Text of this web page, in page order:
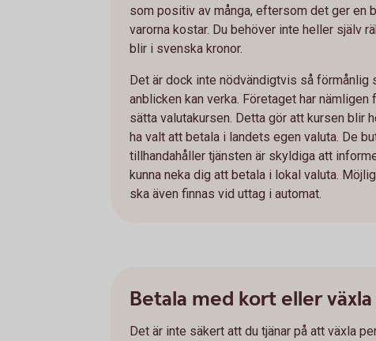
som positiv av många, eftersom det ger en
varorna kostar. Du behöver inte heller själv
blir i svenska kronor.
Det är dock inte nödvändigtvis så förmånlig
anblicken kan verka. Företaget har nämligen
sätta valutakursen. Detta gör att kursen blir
ha valt att betala i landets egen valuta. De
tillhandahåller tjänsten är skyldiga att
kunna neka dig att betala i lokal valuta.
ska även finnas vid uttag i automat.
Betala med kort eller
Det är inte säkert att du tjänar på att växla